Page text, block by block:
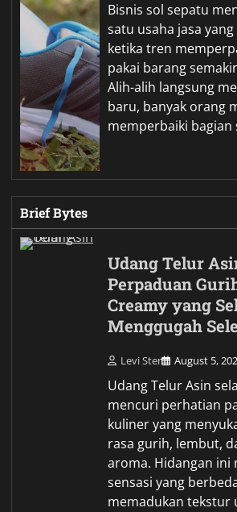
Bisnis sol sepatu
satu usaha jasa
ketika tren
pakai barang
Alih-alih langsung
baru, banyak orang
memperbaiki bagian
Brief Bytes
Udang Telur
Perpaduan
Creamy yang
Menggugah
Levi Ster August 5,
Udang Telur Asin
mencuri perhatian
kuliner yang
rasa gurih, lembut,
aroma. Hidangan ini
sensasi yang
memadukan tekstur